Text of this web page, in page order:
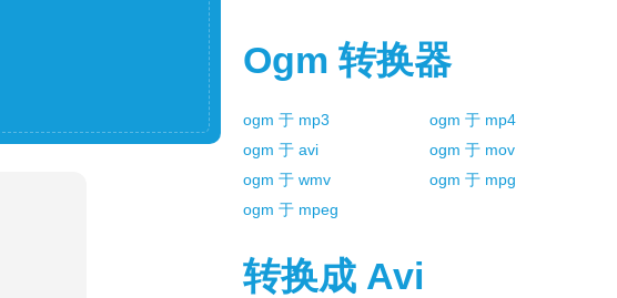
Ogm 转换器
ogm 于 mp3 ogm 于 mp4
ogm 于 avi ogm 于 mov
ogm 于 wmv ogm 于 mpg
ogm 于 mpeg
转换成 Avi